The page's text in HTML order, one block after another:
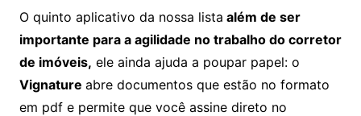
O quinto aplicativo da nossa lista além de ser
importante para a agilidade no trabalho do corretor
de imóveis, ele ainda ajuda a poupar papel: o
Vignature abre documentos que estão no formato
em pdf e permite que você assine direto no